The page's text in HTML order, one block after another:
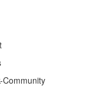
Community